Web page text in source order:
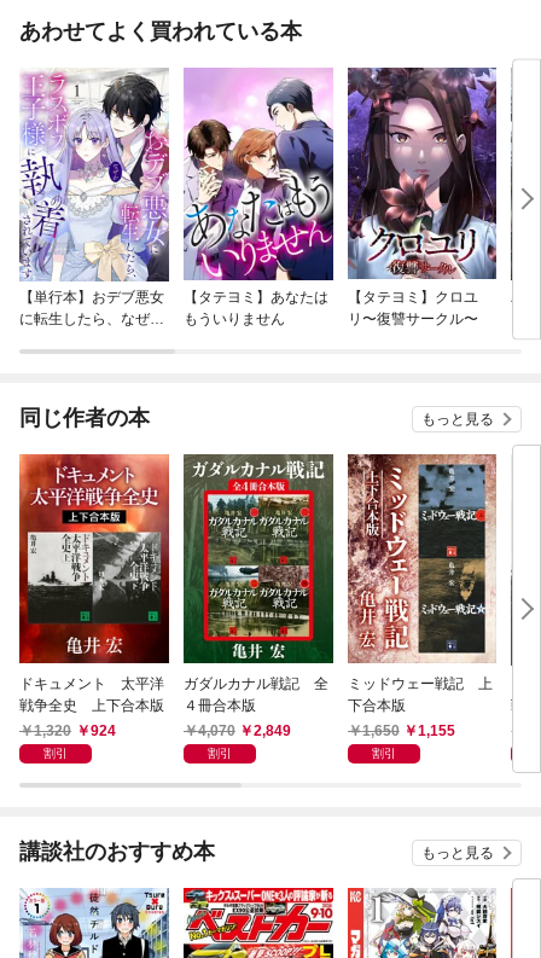
あわせてよく買われている本
【単行本】おデブ悪女
に転生したら、なぜか
【タテヨミ】あなたは
もういりません
【タテヨミ】クロユ
リ〜復讐サークル〜
バ
今
同じ作者の本 もっと見る
ドキュメント 太平洋
戦争全史 上下合本版
1,320
924
割引
ガダルカナル戦記 全
４冊合本版
4,070
2,849
割引
ミッドウェー戦記 上
下合本版
1,650
1,155
割引
戦
講談社のおすすめ本 もっと見る